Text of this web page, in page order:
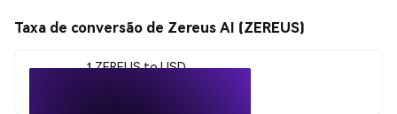
Taxa de conversão de Zereus AI (ZEREUS)
1 ZEREUS to USD